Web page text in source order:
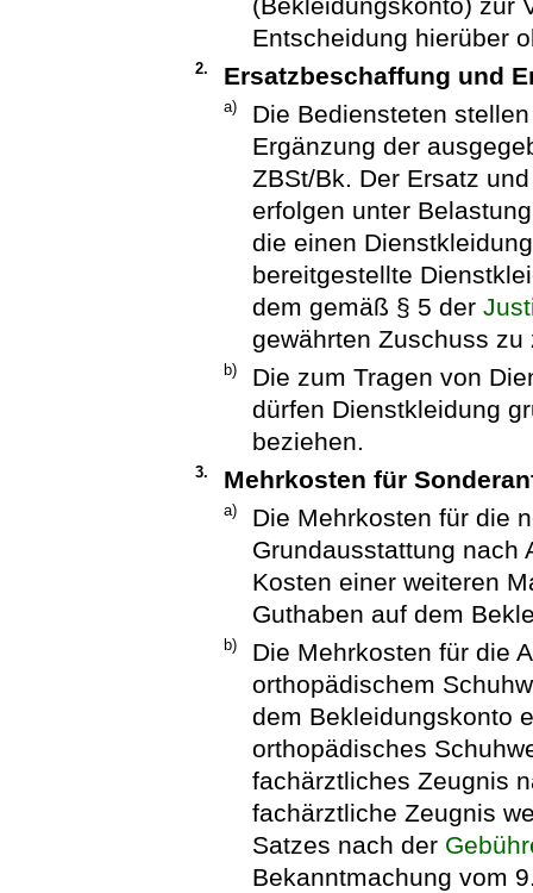
(Bekleidungskonto) zur
Entscheidung hierüber
2. Ersatzbeschaffung und
a)
Die Bediensteten
Ergänzung der
ZBSt/Bk. Der Ersatz
erfolgen unter
die einen
bereitgestellte
dem gemäß § 5 der
gewährten Zuschuss zu
b)
Die zum Tragen von
dürfen Dienstkleidung
beziehen.
3. Mehrkosten für
a)
Die Mehrkosten für die
Grundausstattung nach
Kosten einer weiteren
Guthaben auf dem
b)
Die Mehrkosten für die
orthopädischem
dem Bekleidungskonto
orthopädisches
fachärztliches Zeugnis
fachärztliche Zeugnis
Satzes nach der
Bekanntmachung vom